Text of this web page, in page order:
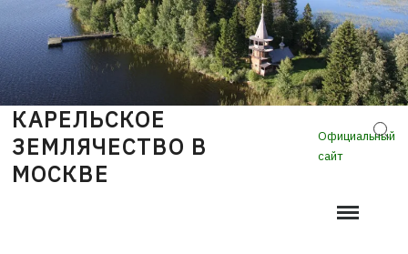
to
content
КАРЕЛЬСКОЕ
ЗЕМЛЯЧЕСТВО В
МОСКВЕ
Официальный
сайт